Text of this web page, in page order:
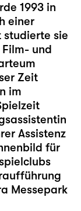
1993 in
einer
studierte sie
und
Zeit
im
Assistenz
für
Messepark